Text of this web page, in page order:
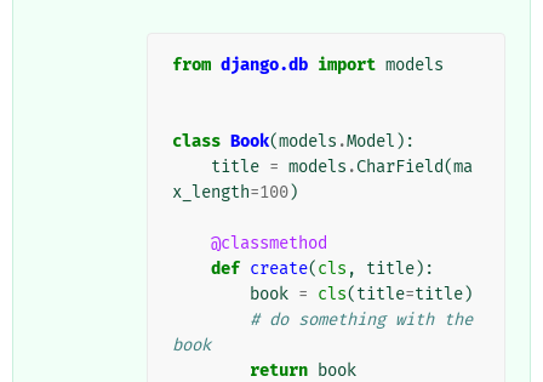
from django.db import models
class Book(models .Model ):
title = models .CharField(ma
x_length=100)
@classmethod
def create(cls , title):
book = cls(title=title)
# do something with the
book
return book